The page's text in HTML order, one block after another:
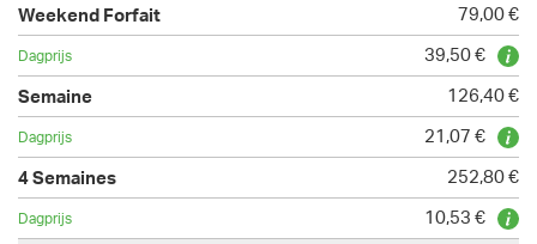
79,00 €
39,50 €
126,40 €
21,07 €
252,80 €
10,53 €